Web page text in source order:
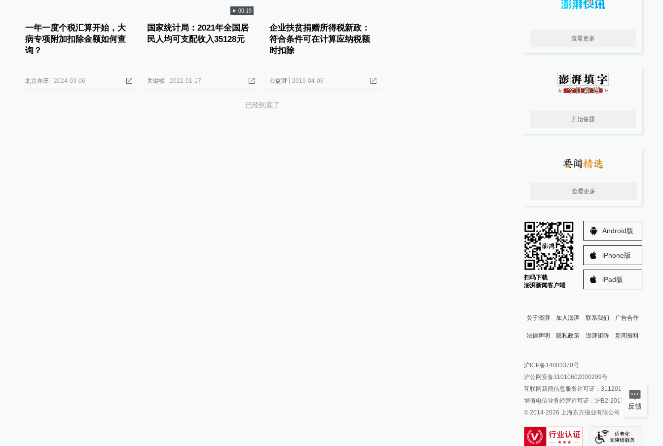
一年一度个税汇算开始，大
病专项附加扣除金额如何查
询？
北京亦庄 2024-03-06
00:19
国家统计局：2021年全国居
民人均可支配收入35128元
关键帧 2022-01-17
企业扶贫捐赠所得税新政：
符合条件可在计算应纳税额
时扣除
公益湃 2019-04-06
已经到底了
查看更多
开始答题
查看更多
扫码下载
澎湃新闻客户端
Android版
iPhone版
iPad版
关于澎湃 加入澎湃 联系我们 广告合作
法律声明 隐私政策 澎湃矩阵
澎湃新闻公众号
澎湃新闻抖音号
派生万物开放平台
IP SHANGHAI
SIXTH TONE
新闻报料
报料邮箱: news@thepaper.cn
沪ICP备14003370号
沪公网安备31010602000299号
互联网新闻信息服务许可证：31120170006
增值电信业务经营许可证：沪B2-2017116
© 2014-2026 上海东方报业有限公司
反馈